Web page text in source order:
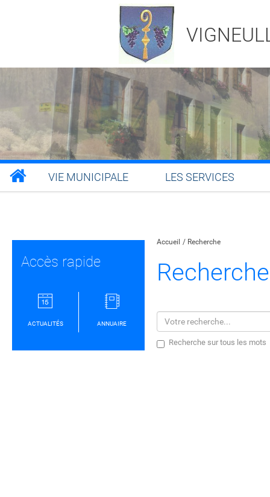
VIE MUNICIPALE LES SERVICES
Accueil Recherche
Recherche
Recherche sur tous les mots
Accès rapide
ACTUALITÉS ANNUAIRE